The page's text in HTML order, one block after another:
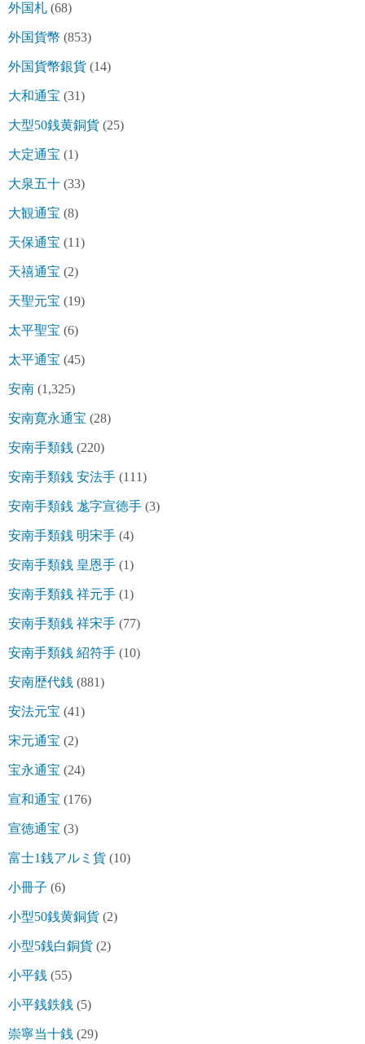
外国札 (68)
外国貨幣 (853)
外国貨幣銀貨 (14)
大和通宝 (31)
大型50銭黄銅貨 (25)
大定通宝 (1)
大泉五十 (33)
大観通宝 (8)
天保通宝 (11)
天禧通宝 (2)
天聖元宝 (19)
太平聖宝 (6)
太平通宝 (45)
安南 (1,325)
安南寛永通宝 (28)
安南手類銭 (220)
安南手類銭 安法手 (111)
安南手類銭 尨字宣徳手 (3)
安南手類銭 明宋手 (4)
安南手類銭 皇恩手 (1)
安南手類銭 祥元手 (1)
安南手類銭 祥宋手 (77)
安南手類銭 紹符手 (10)
安南歴代銭 (881)
安法元宝 (41)
宋元通宝 (2)
宝永通宝 (24)
宣和通宝 (176)
宣徳通宝 (3)
富士1銭アルミ貨 (10)
小冊子 (6)
小型50銭黄銅貨 (2)
小型5銭白銅貨 (2)
小平銭 (55)
小平銭鉄銭 (5)
崇寧当十銭 (29)